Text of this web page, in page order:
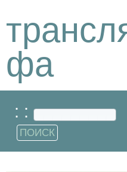
фа
: :